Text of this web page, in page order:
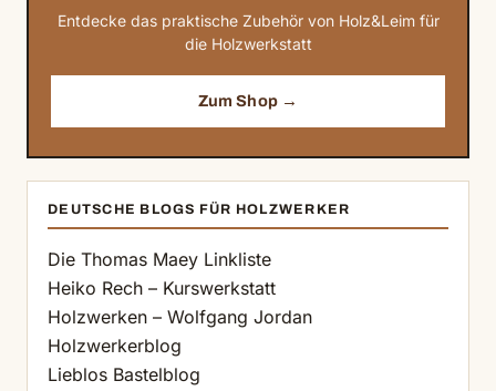
Entdecke das praktische Zubehör von Holz&Leim für
die Holzwerkstatt
Zum Shop →
DEUTSCHE BLOGS FÜR HOLZWERKER
Die Thomas Maey Linkliste
Heiko Rech – Kurswerkstatt
Holzwerken – Wolfgang Jordan
Holzwerkerblog
Lieblos Bastelblog